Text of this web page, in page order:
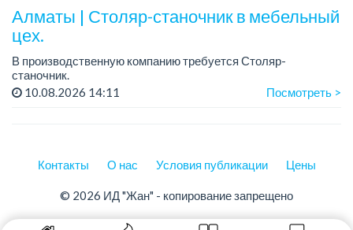
Алматы | Столяр-станочник в мебельный
цех.
В производственную компанию требуется Столяр-
станочник.
График работы: 5/2, с 08.00 до 18.00.
10.08.2026 14:11 Посмотреть >
Контакты О нас Условия публикации Цены
© 2026 ИД "Жан" - копирование запрещено